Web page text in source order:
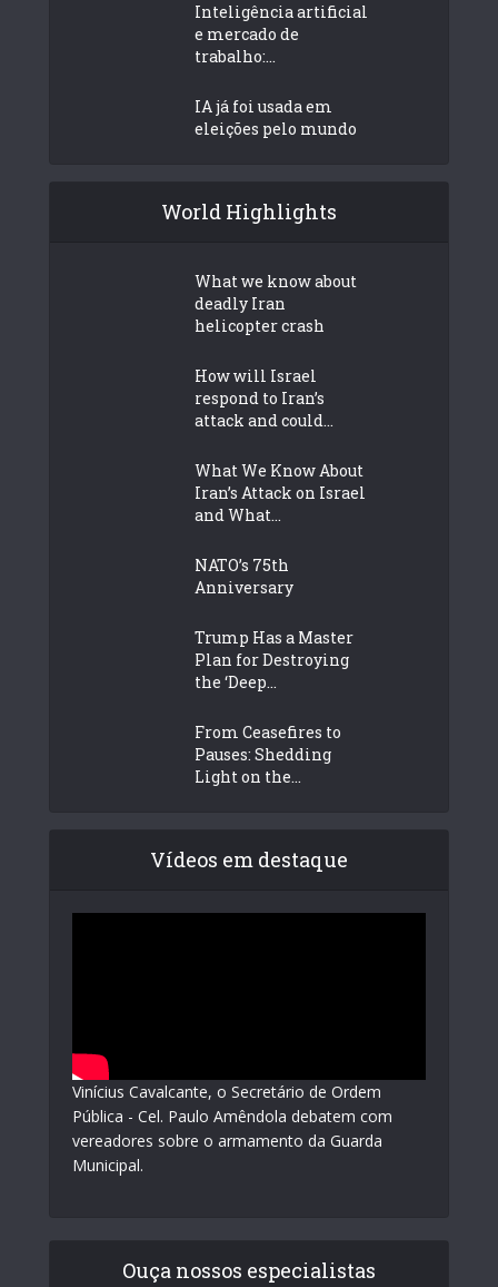
Inteligência artificial
e mercado de
trabalho:...
IA já foi usada em
eleições pelo mundo
World Highlights
What we know about
deadly Iran
helicopter crash
How will Israel
respond to Iran’s
attack and could...
What We Know About
Iran’s Attack on Israel
and What...
NATO’s 75th
Anniversary
Trump Has a Master
Plan for Destroying
the ‘Deep...
From Ceasefires to
Pauses: Shedding
Light on the...
Vídeos em destaque
Vinícius Cavalcante, o Secretário de Ordem
Pública - Cel. Paulo Amêndola debatem com
vereadores sobre o armamento da Guarda
Municipal.
Ouça nossos especialistas